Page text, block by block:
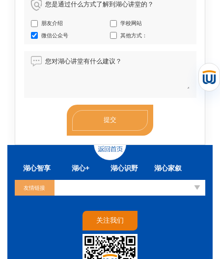
您是通过什么方式了解到湖心讲堂的？
朋友介绍 学校网站
微信公众号 其他方式：
您对湖心讲堂有什么建议？
湖心智享 湖心+ 湖心识野 湖心家叙
友情链接
关注我们